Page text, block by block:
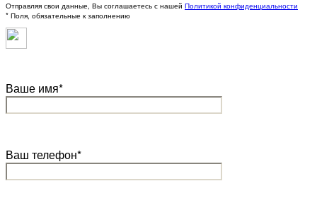
Отправляя свои данные, Вы соглашаетесь с нашей Политикой конфиденциальности
* Поля, обязательные к заполнению
Ваше имя*
Ваш телефон*